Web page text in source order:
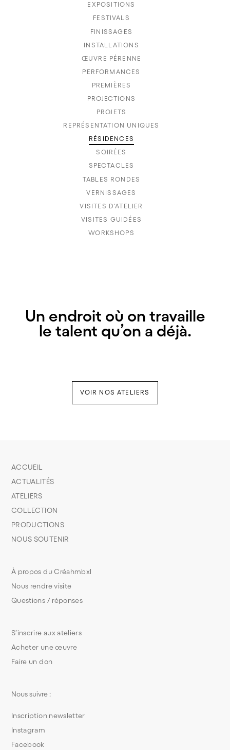
EXPOSITIONS
FESTIVALS
FINISSAGES
INSTALLATIONS
ŒUVRE PÉRENNE
PERFORMANCES
PREMIÈRES
PROJECTIONS
PROJETS
REPRÉSENTATION UNIQUES
RÉSIDENCES
SOIRÉES
SPECTACLES
TABLES RONDES
VERNISSAGES
VISITES D'ATELIER
VISITES GUIDÉES
WORKSHOPS
Un endroit où on travaille
le talent qu’on a déjà.
VOIR NOS ATELIERS
S’inscrire aux ateliers
Acheter une œuvre
Faire un don
À propos du Créahmbxl
Nous rendre visite
Questions / réponses
ACCUEIL
ACTUALITÉS
ATELIERS
COLLECTION
PRODUCTIONS
NOUS SOUTENIR
Nous suivre :
Inscription newsletter
Instagram
Facebook